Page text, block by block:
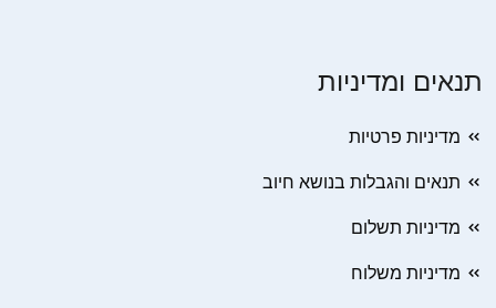
תנאים ומדיניות
מדיניות פרטיות
תנאים והגבלות בנושא חיוב
מדיניות תשלום
מדיניות משלוח